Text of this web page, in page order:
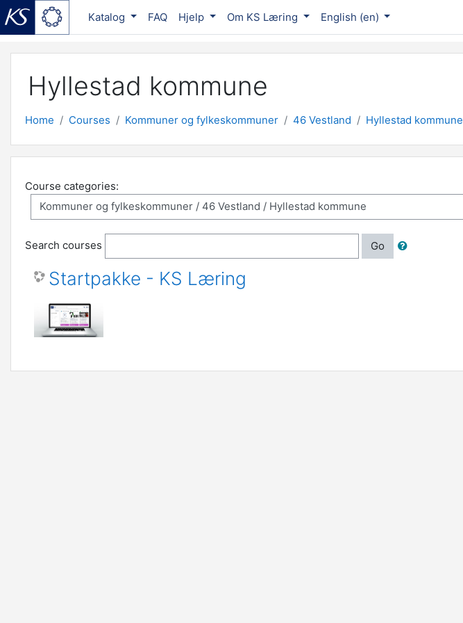
Katalog FAQ Hjelp Om KS Læring English ‎(en)‎
Hyllestad kommune
Home Courses Kommuner og fylkeskommuner 46 Vestland Hyllestad kommune
Course categories:
Search courses Go
Startpakke - KS Læring